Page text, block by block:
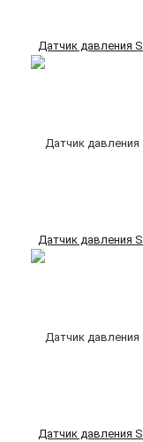
Датчик давления
Датчик давления
Датчик давления